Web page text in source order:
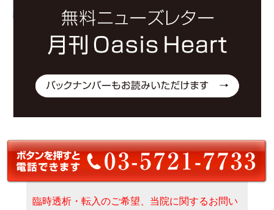
臨時透析・転入のご希望、当院に関するお問い